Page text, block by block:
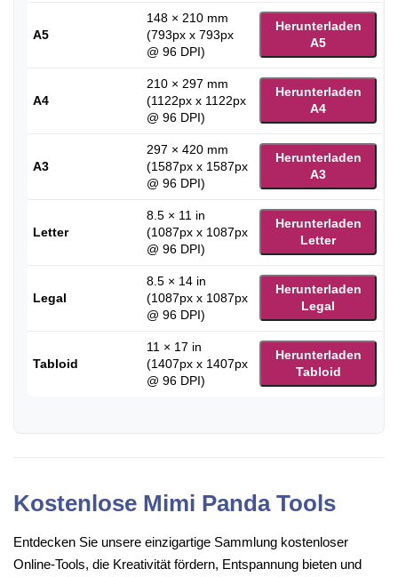
A5
148 × 210 mm
(793px x 793px
@ 96 DPI)
Herunterladen
A5
A4
210 × 297 mm
(1122px x 1122px
@ 96 DPI)
Herunterladen
A4
A3
297 × 420 mm
(1587px x 1587px
@ 96 DPI)
Herunterladen
A3
Letter
8.5 × 11 in
(1087px x 1087px
@ 96 DPI)
Herunterladen
Letter
Legal
8.5 × 14 in
(1087px x 1087px
@ 96 DPI)
Herunterladen
Legal
Tabloid
11 × 17 in
(1407px x 1407px
@ 96 DPI)
Herunterladen
Tabloid
Kostenlose Mimi Panda Tools
Entdecken Sie unsere einzigartige Sammlung kostenloser
Online-Tools, die Kreativität fördern, Entspannung bieten und